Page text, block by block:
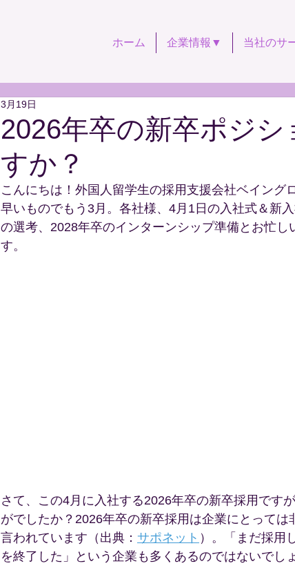
ホーム 企業情報▼ 当社のサ
2026年卒の新卒ポジシ
すか？
3月19日
こんにちは！外国人留学生の採用支援会社ベイング
早いものでもう3月。各社様、4月1日の入社式＆新
の選考、2028年卒のインターンシップ準備とお忙し
す。
さて、この4月に入社する2026年卒の新卒採用です
がでしたか？2026年卒の新卒採用は企業にとって
言われています（出典： サポネット ）。「まだ採用
を終了した」という企業も多くあるのではないでし